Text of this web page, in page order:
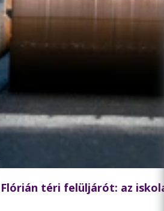
téri felüljárót: az